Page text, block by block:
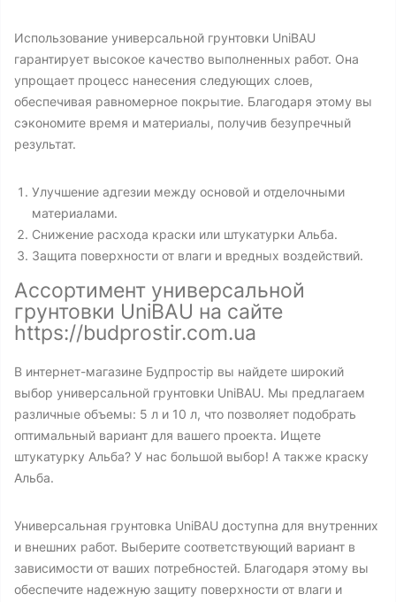
Использование универсальной грунтовки UniBAU
гарантирует высокое качество выполненных работ. Она
упрощает процесс нанесения следующих слоев,
обеспечивая равномерное покрытие. Благодаря этому вы
сэкономите время и материалы, получив безупречный
результат.
Улучшение адгезии между основой и отделочными
материалами.
Снижение расхода краски или штукатурки Альба.
Защита поверхности от влаги и вредных воздействий.
Ассортимент универсальной
грунтовки UniBAU на сайте
https://budprostir.com.ua
В интернет-магазине Будпростір вы найдете широкий
выбор универсальной грунтовки UniBAU. Мы предлагаем
различные объемы: 5 л и 10 л, что позволяет подобрать
оптимальный вариант для вашего проекта. Ищете
штукатурку Альба? У нас большой выбор! А также краску
Альба.
Универсальная грунтовка UniBAU доступна для внутренних
и внешних работ. Выберите соответствующий вариант в
зависимости от ваших потребностей. Благодаря этому вы
обеспечите надежную защиту поверхности от влаги и